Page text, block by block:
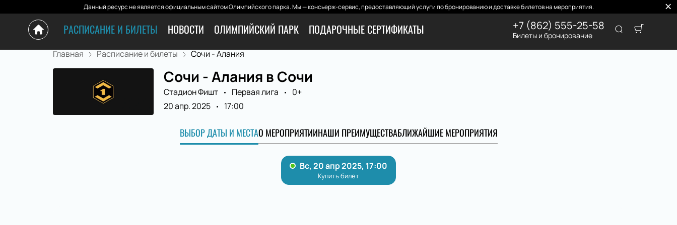
Данный ресурс не является официальным сайтом Олимпийского парка. Мы — консьерж-сервис, предоставляющий услуги по бронированию и доставке билетов на мероприятия.
РАСПИСАНИЕ И БИЛЕТЫ НОВОСТИ ОЛИМПИЙСКИЙ ПАРК ПОДАРОЧНЫЕ СЕРТИФИКАТЫ +7 (862) 555-25-58
Билеты и бронирование
Главная Расписание и билеты Сочи - Алания
Сочи - Алания в Сочи
Стадион Фишт Первая лига
0+
20 апр. 2025
17:00
ВЫБОР ДАТЫ И МЕСТАО МЕРОПРИЯТИИНАШИ ПРЕИМУЩЕСТВАБЛИЖАЙШИЕ МЕРОПРИЯТИЯ